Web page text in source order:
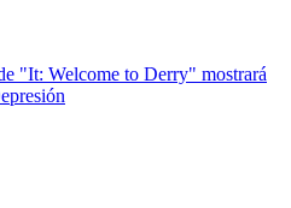
"It: Welcome to Derry" mostrará